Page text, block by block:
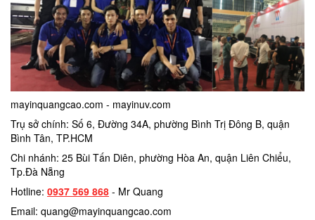
mayinquangcao.com - mayinuv.com
Trụ sở chính: Số 6, Đường 34A, phường Bình Trị Đông B, quận
Bình Tân, TP.HCM
Chi nhánh: 25 Bùi Tấn Diên, phường Hòa An, quận Liên Chiểu,
Tp.Đà Nẵng
Hotline: 0937 569 868 - Mr Quang
Email: quang@mayinquangcao.com